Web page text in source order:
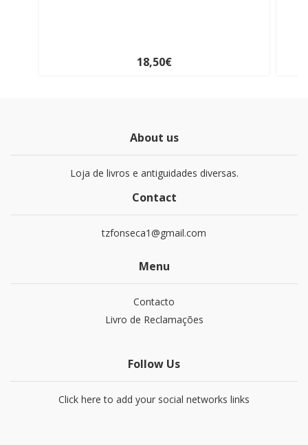
18,50€
About us
Loja de livros e antiguidades diversas.
Contact
tzfonseca1@gmail.com
Menu
Contacto
Livro de Reclamações
Follow Us
Click here to add your social networks links